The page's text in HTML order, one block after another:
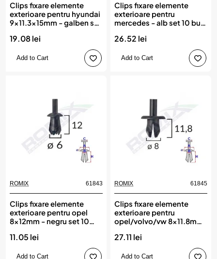
Clips fixare elemente
exterioare pentru hyundai
9x11.3x15mm - galben set
19.08 lei
Add to Cart
Clips fixare elemente
exterioare pentru
mercedes - alb set 10 buc,
26.52 lei
Add to Cart
ROMIX 61843
Clips fixare elemente
exterioare pentru opel
8x12mm - negru set 10
11.05 lei
Add to Cart
ROMIX 61845
Clips fixare elemente
exterioare pentru
opel/volvo/vw 8x11.8mm
27.11 lei
Add to Cart